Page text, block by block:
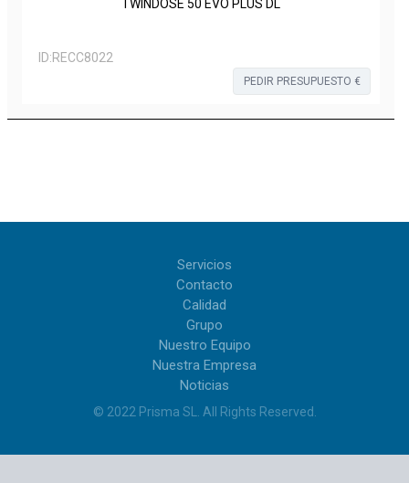
TWINDOSE 50 EVO PLUS DL
ID:RECC8022
PEDIR PRESUPUESTO €
Servicios
Contacto
Calidad
Grupo
Nuestro Equipo
Nuestra Empresa
Noticias
© 2022 Prisma SL All Rights Reserved